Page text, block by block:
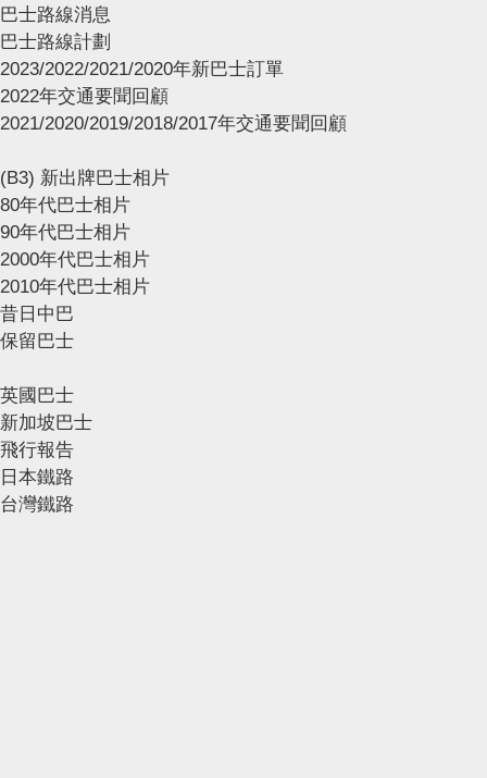
巴士路線消息
巴士路線計劃
2023/2022/2021/2020年新巴士訂單
2022年交通要聞回顧
2021/2020/2019/2018/2017年交通要聞回顧
(B3) 新出牌巴士相片
80年代巴士相片
90年代巴士相片
2000年代巴士相片
2010年代巴士相片
昔日中巴
保留巴士
英國巴士
新加坡巴士
飛行報告
日本鐵路
台灣鐵路